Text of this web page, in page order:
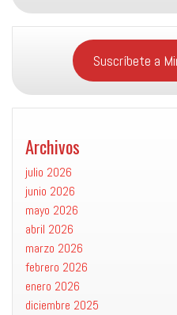
Suscríbete a
Archivos
julio 2026
junio 2026
mayo 2026
abril 2026
marzo 2026
febrero 2026
enero 2026
diciembre 2025